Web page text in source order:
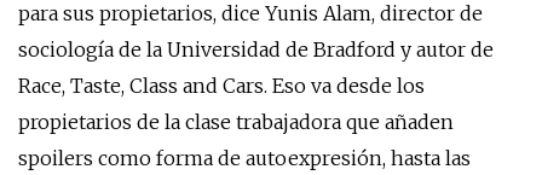
para sus propietarios, dice Yunis Alam, director de
sociología de la Universidad de Bradford y autor de
Race, Taste, Class and Cars. Eso va desde los
propietarios de la clase trabajadora que añaden
spoilers como forma de autoexpresión, hasta las